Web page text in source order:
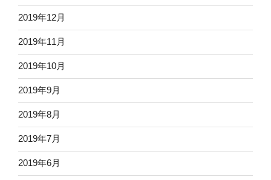
2019年12月
2019年11月
2019年10月
2019年9月
2019年8月
2019年7月
2019年6月